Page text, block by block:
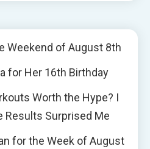
Weekend of August 8th
for Her 16th Birthday
Worth the Hype? I
Results Surprised Me
for the Week of August